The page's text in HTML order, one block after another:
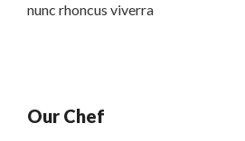
nunc rhoncus viverra
Our Chef